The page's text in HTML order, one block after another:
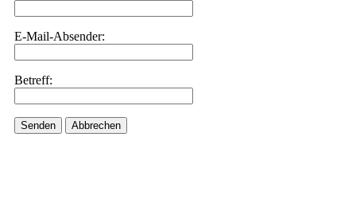
E-Mail-Absender:
Betreff:
Senden Abbrechen